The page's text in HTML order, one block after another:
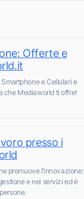
Offerte e
e Cellulari e
che Mediaworld ti offre!
presso i
promuove l’innovazione:
e nei servizi ed è